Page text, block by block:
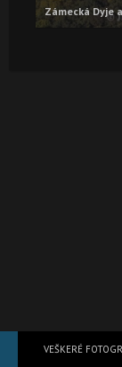
Zámecká Dyje
VEŠKERÉ